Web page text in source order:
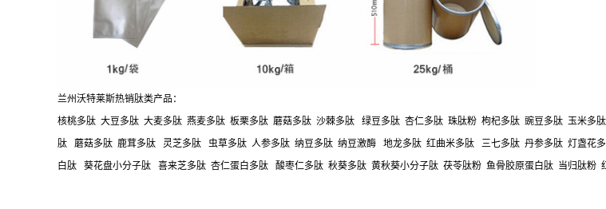
兰州沃特莱斯热销肽类产品：
核桃多肽 大豆多肽 大麦多肽 燕麦多肽 板栗多肽 蘑菇多肽 沙棘多肽 绿豆多肽 杏仁多肽 珠肽粉 枸杞多肽 豌豆多肽 玉米多
肽 蘑菇多肽 鹿茸多肽 灵芝多肽 虫草多肽 人参多肽 纳豆多肽 纳豆激酶 地龙多肽 红曲米多肽 三七多肽 丹参多肽 灯盏花
白肽 葵花盘小分子肽 喜来芝多肽 杏仁蛋白多肽 酸枣仁多肽 秋葵多肽 黄秋葵小分子肽 茯苓肽粉 鱼骨胶原蛋白肽 当归肽粉